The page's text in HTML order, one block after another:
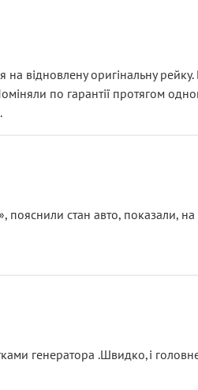
відновлену оригінальну
по гарантії протягом
стан авто, показали, на
генератора .Швидко,і